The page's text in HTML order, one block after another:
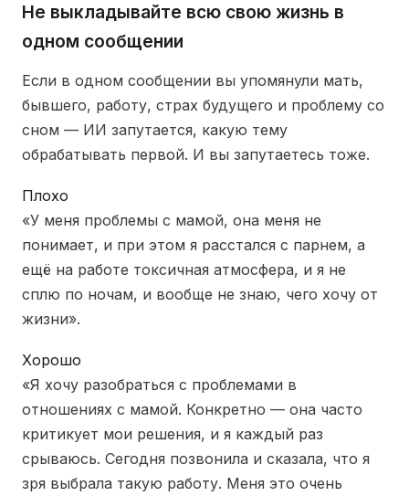
Не выкладывайте всю свою жизнь в
одном сообщении
Если в одном сообщении вы упомянули мать,
бывшего, работу, страх будущего и проблему со
сном — ИИ запутается, какую тему
обрабатывать первой. И вы запутаетесь тоже.
Плохо
«У меня проблемы с мамой, она меня не
понимает, и при этом я расстался с парнем, а
ещё на работе токсичная атмосфера, и я не
сплю по ночам, и вообще не знаю, чего хочу от
жизни».
Хорошо
«Я хочу разобраться с проблемами в
отношениях с мамой. Конкретно — она часто
критикует мои решения, и я каждый раз
срываюсь. Сегодня позвонила и сказала, что я
зря выбрала такую работу. Меня это очень